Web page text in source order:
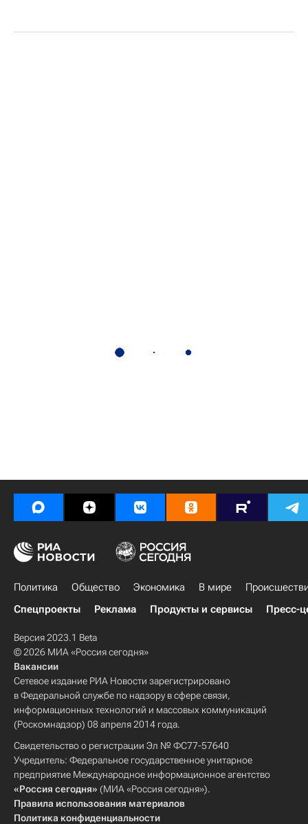
Политика Общество Экономика В мире
Спецпроекты
Реклама Продукты и сервисы Пресс-
Версия 2023.1 Beta
© 2026 МИА «Россия сегодня»
Вакансии
Сетевое издание РИА Новости зарегистрировано
в Федеральной службе по надзору в сфере связи,
информационных технологий и массовых коммуникаций
(Роскомнадзор) 08 апреля 2014 года.
Свидетельство о регистрации Эл № ФС77-57640
Учредитель: Федеральное государственное унитарное
предприятие Международное информационное агентство
«Россия сегодня» (МИА «Россия сегодня»).
Правила использования материалов
Политика конфиденциальности